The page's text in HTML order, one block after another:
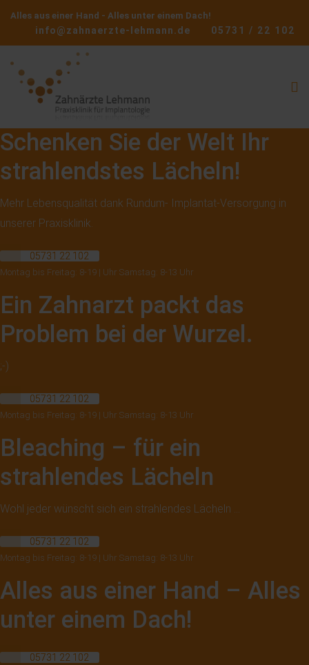
Alles aus einer Hand - Alles unter einem Dach!
info@zahnaerzte-lehmann.de 05731 / 22 102
Schenken Sie der Welt Ihr
strahlendstes Lächeln!
Mehr Lebensqualität dank Rundum- Implantat-Versorgung in
unserer Praxisklinik.
05731 22 102
Montag bis Freitag: 8-19 | Uhr Samstag: 8-13 Uhr
Ein Zahnarzt packt das
Problem bei der Wurzel.
;-)
05731 22 102
Montag bis Freitag: 8-19 | Uhr Samstag: 8-13 Uhr
Bleaching – für ein
strahlendes Lächeln
Wohl jeder wünscht sich ein strahlendes Lächeln …
05731 22 102
Montag bis Freitag: 8-19 | Uhr Samstag: 8-13 Uhr
Alles aus einer Hand – Alles
unter einem Dach!
05731 22 102